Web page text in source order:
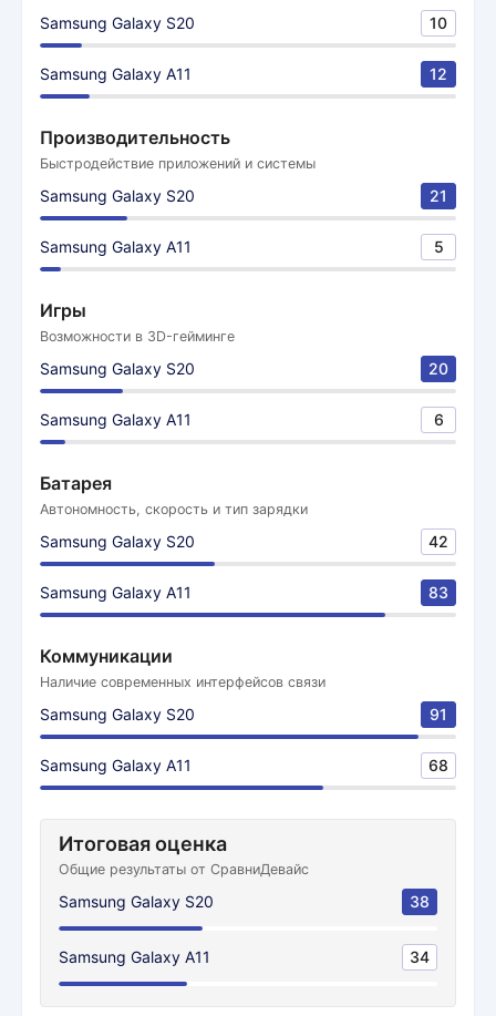
Samsung Galaxy S20 10
Samsung Galaxy A11 12
Производительность
Быстродействие приложений и системы
Samsung Galaxy S20 21
Samsung Galaxy A11 5
Игры
Возможности в 3D-гейминге
Samsung Galaxy S20 20
Samsung Galaxy A11 6
Батарея
Автономность, скорость и тип зарядки
Samsung Galaxy S20 42
Samsung Galaxy A11 83
Коммуникации
Наличие современных интерфейсов связи
Samsung Galaxy S20 91
Samsung Galaxy A11 68
Итоговая оценка
Общие результаты от СравниДевайс
Samsung Galaxy S20 38
Samsung Galaxy A11 34